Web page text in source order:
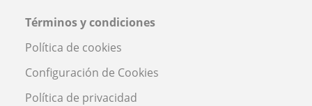
Términos y condiciones
Política de cookies
Configuración de Cookies
Política de privacidad